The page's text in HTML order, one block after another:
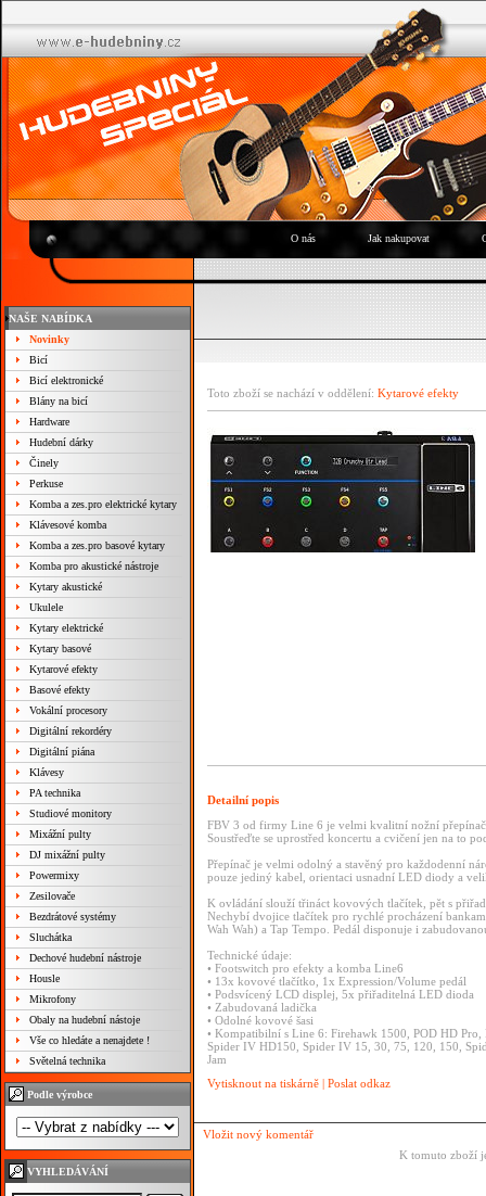
O nás Jak nakupovat
NAŠE NABÍDKA
Novinky
Bicí
Bicí elektronické
Blány na bicí
Hardware
Hudební dárky
Činely
Perkuse
Komba a zes.pro elektrické kytary
Klávesové komba
Komba a zes.pro basové kytary
Komba pro akustické nástroje
Kytary akustické
Ukulele
Kytary elektrické
Kytary basové
Kytarové efekty
Basové efekty
Vokální procesory
Digitální rekordéry
Digitální piána
Klávesy
PA technika
Studiové monitory
Mixážní pulty
DJ mixážní pulty
Powermixy
Zesilovače
Bezdrátové systémy
Sluchátka
Dechové hudební nástroje
Housle
Mikrofony
Obaly na hudební nástoje
Vše co hledáte a nenajdete !
Světelná technika
Podle výrobce
VYHLEDÁVÁNÍ
Toto zboží se nachází v oddělení: Kytarové efekty
Detailní popis
FBV 3 od firmy Line 6 je velmi kvalitní nožní
Soustřeďte se uprostřed koncertu a cvičení jen na to
Přepínač je velmi odolný a stavěný pro každodenní
pouze jediný kabel, orientaci usnadní LED diody a
K ovládání slouží třináct kovových tlačítek, pět s
Nechybí dvojice tlačítek pro rychlé procházení
Wah Wah) a Tap Tempo. Pedál disponuje i
Technické údaje:
• Footswitch pro efekty a komba Line6
• 13x kovové tlačítko, 1x Expression/Volume pedál
• Podsvícený LCD displej, 5x přiřaditelná LED dioda
• Zabudovaná ladička
• Odolné kovové šasi
• Kompatibilní s Line 6: Firehawk 1500, POD HD
Spider IV HD150, Spider IV 15, 30, 75, 120, 150,
Jam
Vytisknout na tiskárně | Poslat odkaz
Vložit nový komentář
K tomuto zboží